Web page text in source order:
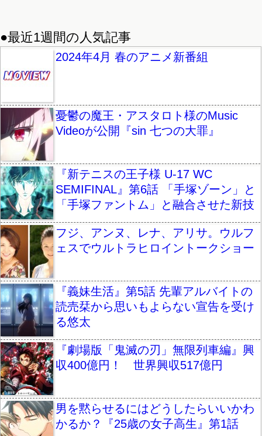
●最近1週間の人気記事
2024年4月 春のアニメ新番組
憂鬱の魔王・アスタロト様のMusic
Videoが公開『sin 七つの大罪』
『新テニスの王子様 U-17 WC
SEMIFINAL』第6話 「手塚ゾーン」と
「手塚ファントム」と融合させた新技
フジ、アンヌ、レナ、アリサ。ウルフ
ェスでウルトラヒロイントークショー
『義妹生活』第5話 先輩アルバイトの
読売栞から思いもよらない宣告を受け
る悠太
『劇場版「鬼滅の刃」無限列車編』興
収400億円！ 世界興収517億円
男を黙らせるにはどうしたらいいかわ
かるか？『25歳の女子高生』第1話